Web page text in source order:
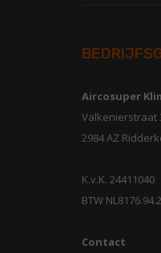
Aircosuper
Valkenierstraat
2984 AZ
K.v.K. 24411040
BTW
Contact